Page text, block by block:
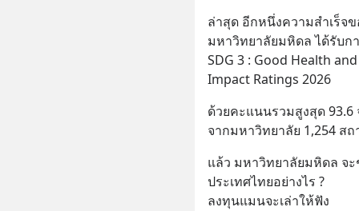
ล่าสุด อีกหนึ่งความสำเร็จข
มหาวิทยาลัยมหิดล ได้รับก
SDG 3 : Good Health
Impact Ratings 2026
ด้วยคะแนนรวมสูงสุด
จากมหาวิทยาลัย 1,254 ส
แล้ว มหาวิทยาลัยมหิดล จ
ประเทศไทยอย่างไร ?
ลงทุนแมนจะเล่าให้ฟัง